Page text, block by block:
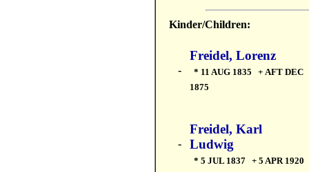
Kinder/Children:
-
Freidel, Lorenz
* 11 AUG 1835 + AFT DEC
1875
-
Freidel, Karl
Ludwig
* 5 JUL 1837 + 5 APR 1920